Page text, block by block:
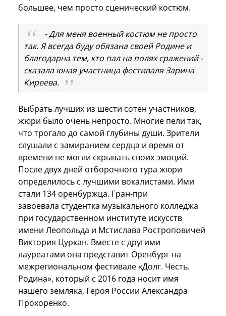
большее, чем просто сценический костюм.
- Для меня военный костюм не просто
так. Я всегда буду обязана своей Родине и
благодарна тем, кто пал на полях сражений -
сказала юная участница фестиваля Зарина
Киреева.
Выбрать лучших из шести сотен участников,
жюри было очень непросто. Многие пели так,
что трогало до самой глубины души. Зрители
слушали с замиранием сердца и время от
времени не могли скрывать своих эмоций.
После двух дней отборочного тура жюри
определилось с лучшими вокалистами. Ими
стали 134 оренбуржца. Гран-при
завоевала студентка музыкального колледжа
при государственном институте искусств
имени Леопольда и Мстислава Ростроповичей
Виктория Цуркан. Вместе с другими
лауреатами она представит Оренбург на
межрегиональном фестивале «Долг. Честь.
Родина», который с 2016 года носит имя
нашего земляка, Героя России Александра
Прохоренко.